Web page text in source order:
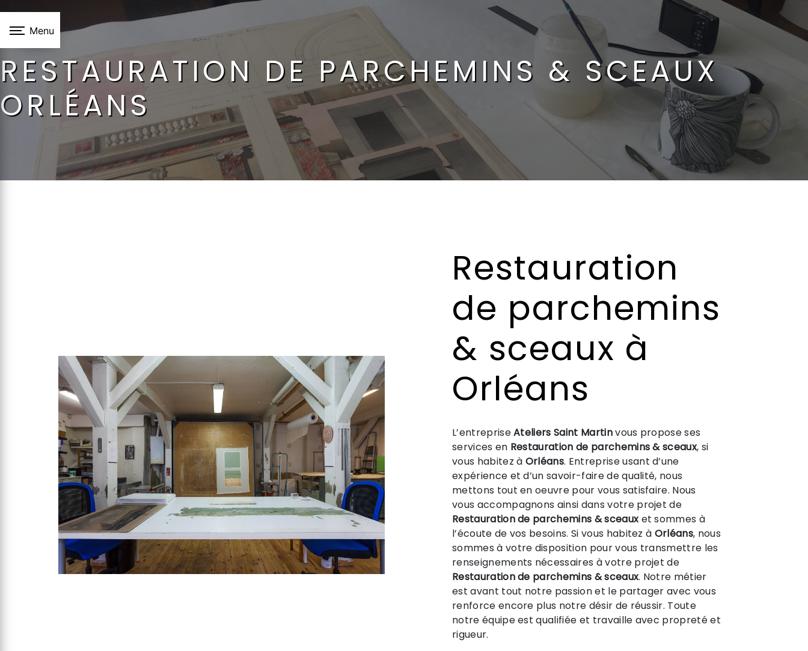
Menu
RESTAURATION DE PARCHEMINS & SCEAUX
ORLÉANS
Restauration
de parchemins
& sceaux à
Orléans
L’entrepriseAteliers Saint Martinvous propose ses
services en Restauration de parchemins & sceaux, si
vous habitez à Orléans. Entreprise usant d’une
expérience et d’un savoir-faire de qualité, nous
mettons tout en oeuvre pour vous satisfaire. Nous
vous accompagnons ainsi dans votre projet de
Restauration de parchemins & sceauxet sommes à
l’écoute de vos besoins. Si vous habitez à Orléans, nous
sommes à votre disposition pour vous transmettre les
renseignements nécessaires à votre projet de
Restauration de parchemins & sceaux. Notre métier
est avant tout notre passion et le partager avec vous
renforce encore plus notre désir de réussir. Toute
notre équipe est qualifiée et travaille avec propreté et
rigueur.